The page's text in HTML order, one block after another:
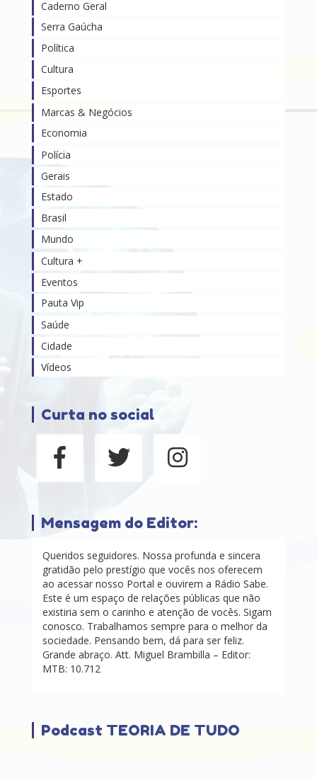
Caderno Geral
Serra Gaúcha
Política
Cultura
Esportes
Marcas & Negócios
Economia
Polícia
Gerais
Estado
Brasil
Mundo
Cultura +
Eventos
Pauta Vip
Saúde
Cidade
Vídeos
Curta no social
Mensagem do Editor:
Queridos seguidores. Nossa profunda e sincera
gratidão pelo prestígio que vocês nos oferecem
ao acessar nosso Portal e ouvirem a Rádio Sabe.
Este é um espaço de relações públicas que não
existiria sem o carinho e atenção de vocês. Sigam
conosco. Trabalhamos sempre para o melhor da
sociedade. Pensando bem, dá para ser feliz.
Grande abraço. Att. Miguel Brambilla – Editor:
MTB: 10.712
Podcast TEORIA DE TUDO